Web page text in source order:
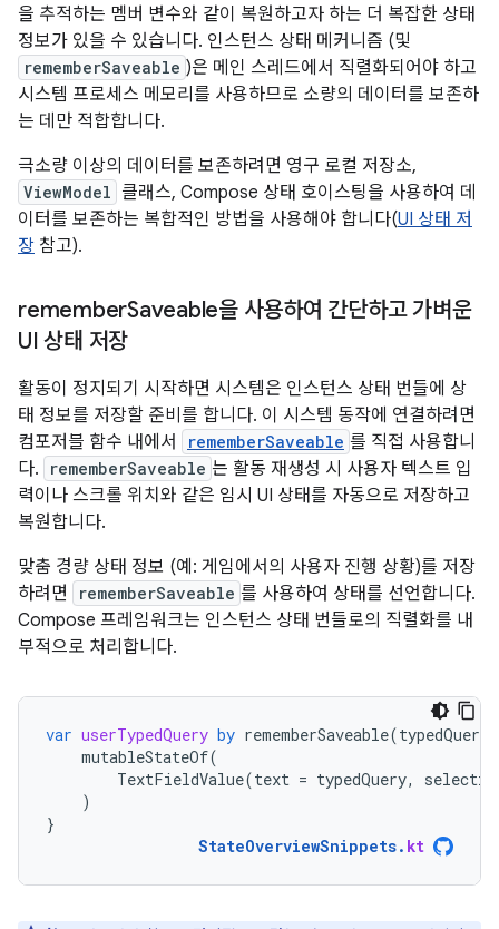
을 추적하는 멤버 변수와 같이 복원하고자 하는 더 복잡한 상태
정보가 있을 수 있습니다. 인스턴스 상태 메커니즘 (및
rememberSaveable )은 메인 스레드에서 직렬화되어야 하고
시스템 프로세스 메모리를 사용하므로 소량의 데이터를 보존하
는 데만 적합합니다.
극소량 이상의 데이터를 보존하려면 영구 로컬 저장소,
ViewModel 클래스, Compose 상태 호이스팅을 사용하여 데
이터를 보존하는 복합적인 방법을 사용해야 합니다(UI 상태 저
장 참고).
rememberSaveable을 사용하여 간단하고 가벼운
UI 상태 저장
활동이 정지되기 시작하면 시스템은 인스턴스 상태 번들에 상
태 정보를 저장할 준비를 합니다. 이 시스템 동작에 연결하려면
컴포저블 함수 내에서
rememberSaveable 를 직접 사용합니
다.
rememberSaveable 는 활동 재생성 시 사용자 텍스트 입
력이나 스크롤 위치와 같은 임시 UI 상태를 자동으로 저장하고
복원합니다.
맞춤 경량 상태 정보 (예: 게임에서의 사용자 진행 상황)를 저장
하려면
rememberSaveable 를 사용하여 상태를 선언합니다.
Compose 프레임워크는 인스턴스 상태 번들로의 직렬화를 내
부적으로 처리합니다.
var userTypedQuery by rememberSaveable(typedQuery
mutableStateOf(
TextFieldValue(text = typedQuery,
)
}
StateOverviewSnippets. kt